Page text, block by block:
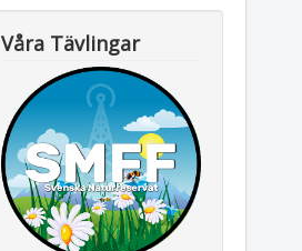
Våra Tävlingar